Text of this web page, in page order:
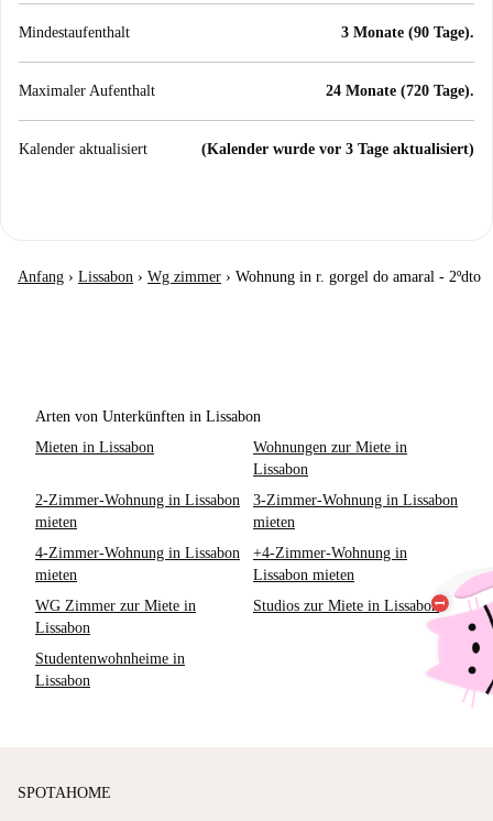
Mindestaufenthalt 3 Monate (90 Tage).
Maximaler Aufenthalt 24 Monate (720 Tage).
Kalender aktualisiert (Kalender wurde vor 3 Tage aktualisiert)
Anfang › Lissabon › Wg zimmer › Wohnung in r. gorgel do amaral - 2ºdto
Arten von Unterkünften in Lissabon
Mieten in Lissabon
Wohnungen zur Miete in
Lissabon
2-Zimmer-Wohnung in Lissabon
mieten
3-Zimmer-Wohnung in Lissabon
mieten
4-Zimmer-Wohnung in Lissabon
mieten
+4-Zimmer-Wohnung in
Lissabon mieten
WG Zimmer zur Miete in
Lissabon
Studios zur Miete in Lissabon
Studentenwohnheime in
Lissabon
SPOTAHOME